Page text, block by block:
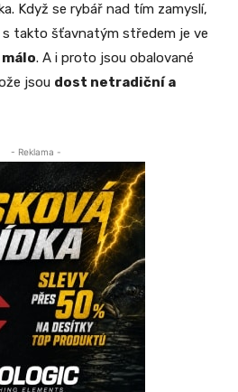
Když se rybář nad tím zamyslí,
takto šťavnatým středem je ve
. A i proto jsou obalované
jsou dost netradiční a
- Reklama -